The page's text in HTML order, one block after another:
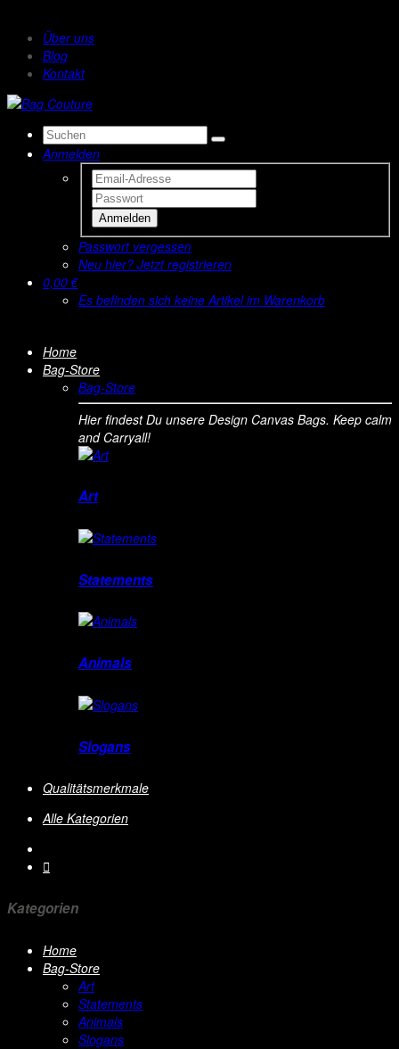
Über uns
Blog
Kontakt
Anmelden
Anmelden
Passwort vergessen
Neu hier? Jetzt registrieren
0,00 €
Es befinden sich keine Artikel im Warenkorb
Home
Bag-Store
Bag-Store
Hier findest Du unsere Design Canvas Bags. Keep calm
and Carryall!
Art
Statements
Animals
Slogans
Qualitätsmerkmale
Alle Kategorien
Kategorien
Home
Bag-Store
Art
Statements
Animals
Slogans